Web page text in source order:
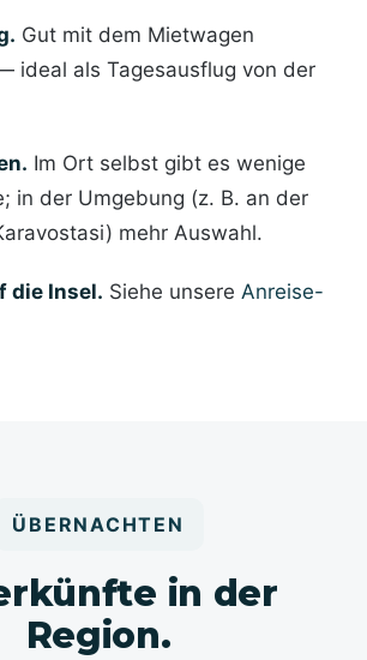
Gut mit dem Mietwagen
ideal als Tagesausflug von der
Im Ort selbst gibt es wenige
in der Umgebung (z. B. an der
mehr Auswahl.
die Insel. Siehe unsere Anreise-
ÜBERNACHTEN
in der
Region.